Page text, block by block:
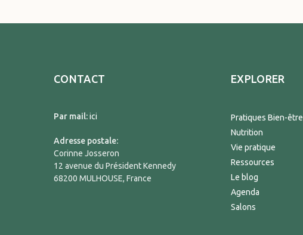
CONTACT
Par mail:ici
Adresse postale:
Corinne Josseron
12 avenue du Président Kennedy
68200 MULHOUSE, France
EXPLORER
Pratiques Bien-être
Nutrition
Vie pratique
Ressources
Le blog
Agenda
Salons